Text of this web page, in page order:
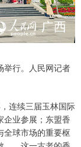
举行。人民网记者
连续三届玉林国际
企业参展；东盟香
全球市场的重要枢